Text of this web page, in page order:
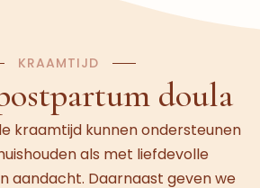
KRAAMTIJD
doula
kraamtijd kunnen ondersteunen
als met liefdevolle
aandacht. Daarnaast geven we